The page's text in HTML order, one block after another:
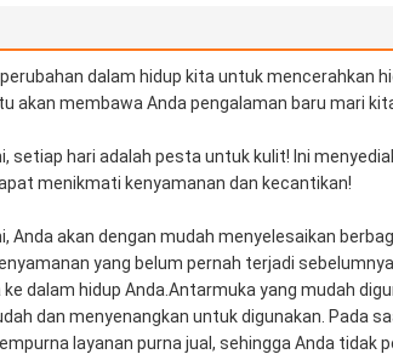
dalam hidup kita untuk mencerahkan
akan membawa Anda pengalaman baru mari
setiap hari adalah pesta untuk kulit! Ini
menikmati kenyamanan dan kecantikan!
Anda akan dengan mudah menyelesaikan
yang belum pernah terjadi
dalam hidup Anda.Antarmuka yang mudah
dan menyenangkan untuk digunakan. Pada
layanan purna jual, sehingga Anda tidak